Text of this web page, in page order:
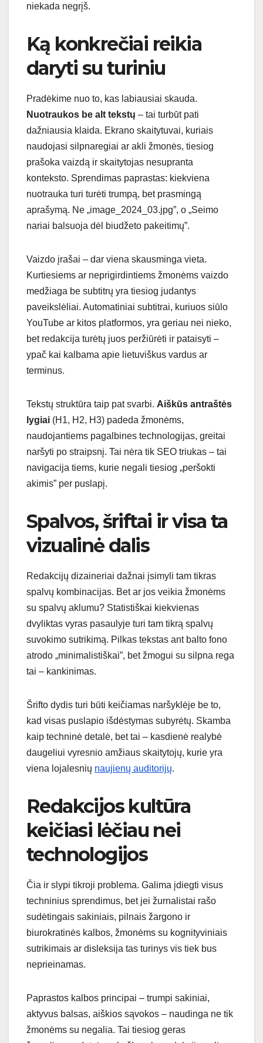
niekada negrįš.
Ką konkrečiai reikia
daryti su turiniu
Pradėkime nuo to, kas labiausiai skauda.
Nuotraukos be alt tekstų – tai turbūt pati
dažniausia klaida. Ekrano skaitytuvai, kuriais
naudojasi silpnaregiai ar akli žmonės, tiesiog
prašoka vaizdą ir skaitytojas nesupranta
konteksto. Sprendimas paprastas: kiekviena
nuotrauka turi turėti trumpą, bet prasmingą
aprašymą. Ne „image_2024_03.jpg”, o „Seimo
nariai balsuoja dėl biudžeto pakeitimų”.
Vaizdo įrašai – dar viena skausminga vieta.
Kurtiesiems ar neprigirdintiems žmonėms vaizdo
medžiaga be subtitrų yra tiesiog judantys
paveikslėliai. Automatiniai subtitrai, kuriuos siūlo
YouTube ar kitos platformos, yra geriau nei nieko,
bet redakcija turėtų juos peržiūrėti ir pataisyti –
ypač kai kalbama apie lietuviškus vardus ar
terminus.
Tekstų struktūra taip pat svarbi. Aiškūs antraštės
lygiai (H1, H2, H3) padeda žmonėms,
naudojantiems pagalbines technologijas, greitai
naršyti po straipsnį. Tai nėra tik SEO triukas – tai
navigacija tiems, kurie negali tiesiog „peršokti
akimis” per puslapį.
Spalvos, šriftai ir visa ta
vizualinė dalis
Redakcijų dizaineriai dažnai įsimyli tam tikras
spalvų kombinacijas. Bet ar jos veikia žmonėms
su spalvų aklumu? Statistiškai kiekvienas
dvyliktas vyras pasaulyje turi tam tikrą spalvų
suvokimo sutrikimą. Pilkas tekstas ant balto fono
atrodo „minimalistiškai”, bet žmogui su silpna rega
tai – kankinimas.
Šrifto dydis turi būti keičiamas naršyklėje be to,
kad visas puslapio išdėstymas subyrėtų. Skamba
kaip techninė detalė, bet tai – kasdienė realybė
daugeliui vyresnio amžiaus skaitytojų, kurie yra
viena lojalesnių naujienų auditorijų.
Redakcijos kultūra
keičiasi lėčiau nei
technologijos
Čia ir slypi tikroji problema. Galima įdiegti visus
techninius sprendimus, bet jei žurnalistai rašo
sudėtingais sakiniais, pilnais žargono ir
biurokratinės kalbos, žmonėms su kognityviniais
sutrikimais ar disleksija tas turinys vis tiek bus
neprieinamas.
Paprastos kalbos principai – trumpi sakiniai,
aktyvus balsas, aiškios sąvokos – naudinga ne tik
žmonėms su negalia. Tai tiesiog geras